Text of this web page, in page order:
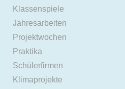
Klassenspiele
Jahresarbeiten
Projektwochen
Praktika
Schülerfirmen
Klimaprojekte